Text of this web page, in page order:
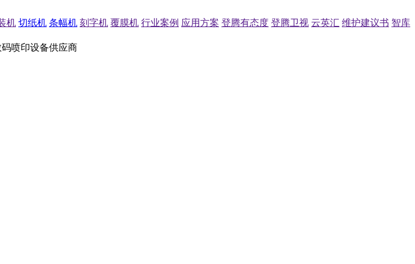
机 切纸机 条幅机 刻字机 覆膜机 行业案例 应用方案 登腾有态度 登腾卫视 云英汇 维护建议书 智库
喷印设备供应商